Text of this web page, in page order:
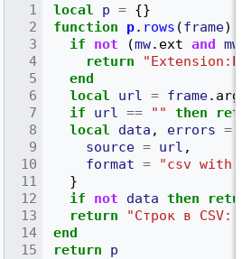
local p = {}
function
p. rows (frame)
if
not (mw. ext and mw
return
end
local
url = frame.
if
url == "" then
local
data , errors =
source = url ,
format =
"csv with
}
if
not data then
return
"Строк в CSV:
end
return
p